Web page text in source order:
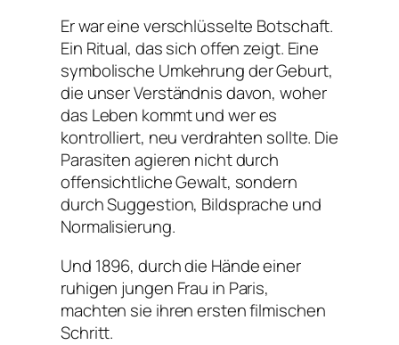
Er war eine verschlüsselte Botschaft.
Ein Ritual, das sich offen zeigt. Eine
symbolische Umkehrung der Geburt,
die unser Verständnis davon, woher
das Leben kommt und wer es
kontrolliert, neu verdrahten sollte. Die
Parasiten agieren nicht durch
offensichtliche Gewalt, sondern
durch Suggestion, Bildsprache und
Normalisierung.
Und 1896, durch die Hände einer
ruhigen jungen Frau in Paris,
machten sie ihren ersten filmischen
Schritt.